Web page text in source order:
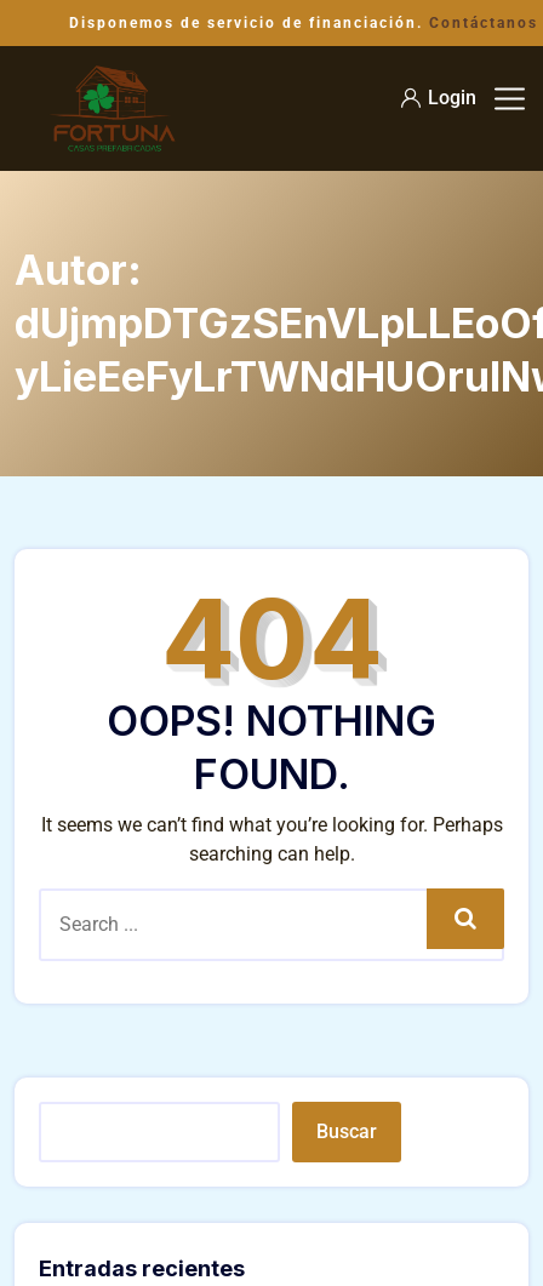
Disponemos de servicio de financiación. Contáctanos
Login
Autor:
404
OOPS! NOTHING
FOUND.
It seems we can’t find what you’re looking for. Perhaps
searching can help.
Search
Buscar
Entradas recientes